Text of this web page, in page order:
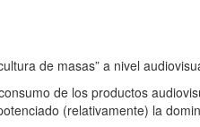
de masas” a nivel
de los productos
(relativamente) la